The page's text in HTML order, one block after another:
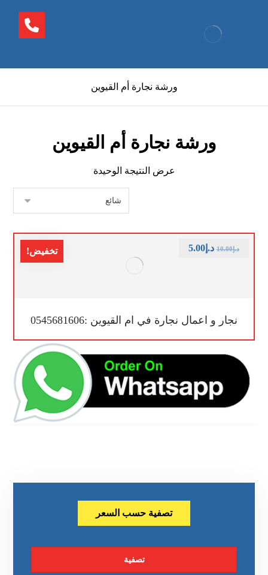
ورشة نجارة أم القيوين
ورشة نجارة أم القيوين
عرض النتيجة الوحيدة
تخفيض!
نجار و اعمال نجارة في ام القيوين :0545681606
د.إ10.00 د.إ5.00
تصفية حسب السعر
تصفية